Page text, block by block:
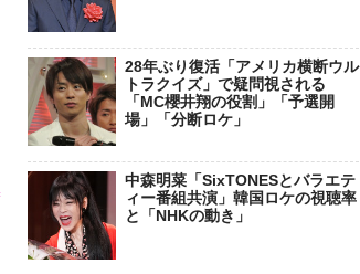
28年ぶり復活「アメリカ横断ウル
トラクイズ」で疑問視される
「MC櫻井翔の役割」「予選開
場」「分断ロケ」
中森明菜「SixTONESとバラエテ
ィー番組共演」韓国ロケの視聴率
と「NHKの動き」